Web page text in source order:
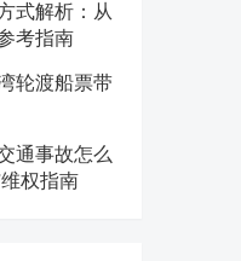
式解析：从
考指南
轮渡船票带
通事故怎么
权指南